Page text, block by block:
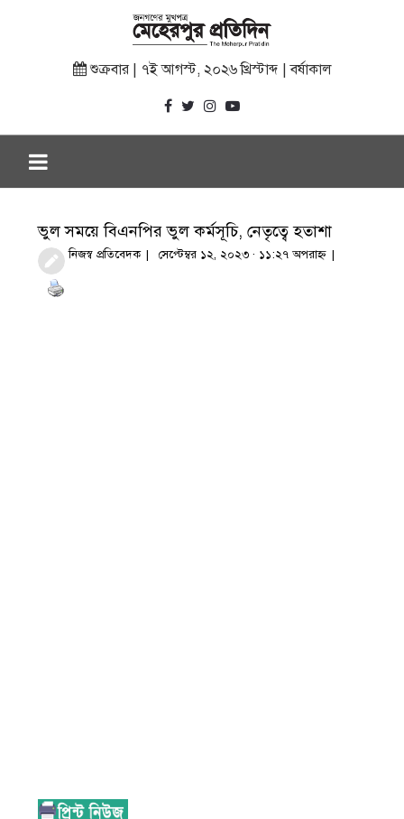
শুক্রবার | ৭ই আগস্ট, ২০২৬ খ্রিস্টাব্দ | বর্ষাকাল
ভুল সময়ে বিএনপির ভুল কর্মসূচি, নেতৃত্বে হতাশা
নিজস্ব প্রতিবেদক সেপ্টেম্বর ১২, ২০২৩ · ১১:২৭ অপরাহ্ণ